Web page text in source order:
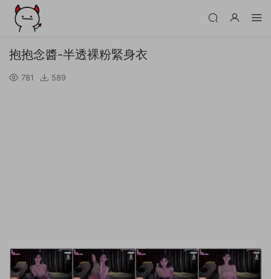
抱抱念醬-半透裸粉緊身衣
781 589